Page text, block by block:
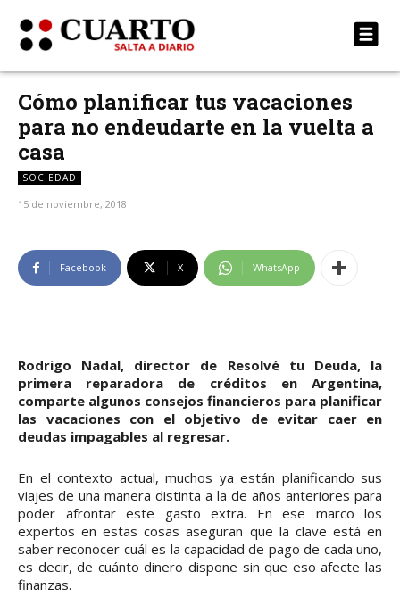
Cómo planificar tus vacaciones
para no endeudarte en la vuelta a
casa
SOCIEDAD
15 de noviembre, 2018
Facebook X WhatsApp
Rodrigo Nadal, director de Resolvé tu Deuda, la
primera reparadora de créditos en Argentina,
comparte algunos consejos financieros para planificar
las vacaciones con el objetivo de evitar caer en
deudas impagables al regresar.
En el contexto actual, muchos ya están planificando sus
viajes de una manera distinta a la de años anteriores para
poder afrontar este gasto extra. En ese marco los
expertos en estas cosas aseguran que la clave está en
saber reconocer cuál es la capacidad de pago de cada uno,
es decir, de cuánto dinero dispone sin que eso afecte las
finanzas.